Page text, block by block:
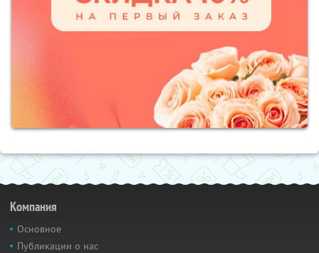
Компания
Основное
Публикации о нас